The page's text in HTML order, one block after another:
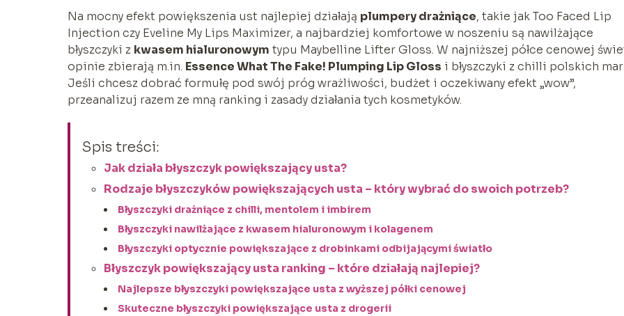
Na mocny efekt powiększenia ust najlepiej działają plumpery drażniące, takie jak Too Faced Lip
Injection czy Eveline My Lips Maximizer, a najbardziej komfortowe w noszeniu są nawilżające
błyszczyki z kwasem hialuronowym typu Maybelline Lifter Gloss. W najniższej półce cenowej
opinie zbierają m.in. Essence What The Fake! Plumping Lip Gloss i błyszczyki z chilli polskich
Jeśli chcesz dobrać formułę pod swój próg wrażliwości, budżet i oczekiwany efekt „wow”,
przeanalizuj razem ze mną ranking i zasady działania tych kosmetyków.
Spis treści:
Jak działa błyszczyk powiększający usta?
Rodzaje błyszczyków powiększających usta – który wybrać do swoich potrzeb?
Błyszczyki drażniące z chilli, mentolem i imbirem
Błyszczyki nawilżające z kwasem hialuronowym i kolagenem
Błyszczyki optycznie powiększające z drobinkami odbijającymi światło
Błyszczyk powiększający usta ranking – które działają najlepiej?
Najlepsze błyszczyki powiększające usta z wyższej półki cenowej
Skuteczne błyszczyki powiększające usta z drogerii